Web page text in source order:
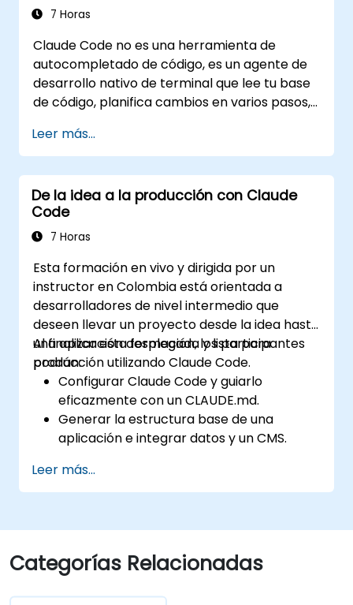
integración del ecosistema. Se centra en
mediante las funciones de Cowork, el
ecosistema MCP (Protocolo de Contexto
del Modelo) y la integración nativa y fluida
con la suite Microsoft 365 (Word, Excel,
PowerPoint, Teams, SharePoint y
7 Horas
Claude Code no es una herramienta de
autocompletado de código, es un agente de
desarrollo nativo de terminal que lee tu base
de código, planifica cambios en varios pasos,
una única instrucción hasta obtener un
resultado funcional. Este taller de un día
brinda a los participantes experiencia
práctica y estructurada: configurar Claude
Code para proyectos reales, escribir
instrucciones (delegaciones) que produzcan
memoria persistente del proyecto y
conectar herramientas internas mediante el
Protocolo de Contexto del Modelo.
Leer más...
De la idea a la producción con Claude
Code
7 Horas
Esta formación en vivo y dirigida por un
instructor en Colombia está orientada a
desarrolladores de nivel intermedio que
deseen llevar un proyecto desde la idea hasta
una aplicación desplegada y lista para
producción utilizando Claude Code.
Al finalizar esta formación, los participantes
podrán:
Configurar Claude Code y guiarlo
eficazmente con un CLAUDE.md.
Generar la estructura base de una
aplicación e integrar datos y un CMS.
calidad con subagentes.
Configurar el despliegue automatizado en
Leer más...
Categorías Relacionadas